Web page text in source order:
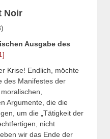
Noir
Ausgabe des
Krise! Endlich, möchte
des Manifestes der
Argumente, die die
um die „Tätigkeit der
nicht
wir das Ende der